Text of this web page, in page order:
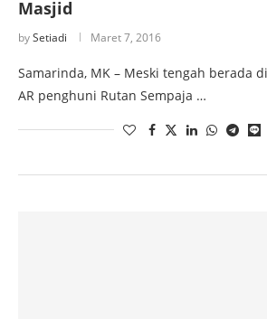
Masjid
bySetiadi Maret 7, 2016
Samarinda, MK – Meski tengah berada
AR penghuni Rutan Sempaja …